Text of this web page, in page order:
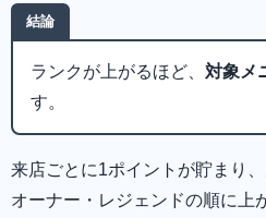
結論
ランクが上がるほど、 対象メ
す。
来店ごとに1ポイントが貯まり
オーナー・レジェンドの順に上